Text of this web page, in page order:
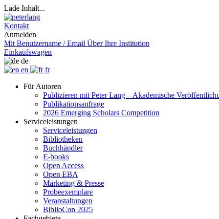
Lade Inhalt...
Kontakt
Anmelden
Mit Benutzername / Email Über Ihre Institution
Einkaufswagen
de
en
fr
Für Autoren
Publizieren mit Peter Lang – Akademische
Publikationsanfrage
2026 Emerging Scholars Competition
Serviceleistungen
Serviceleistungen
Bibliotheken
Buchhändler
E-books
Open Access
Open EBA
Marketing & Presse
Probeexemplare
Veranstaltungen
BiblioCon 2025